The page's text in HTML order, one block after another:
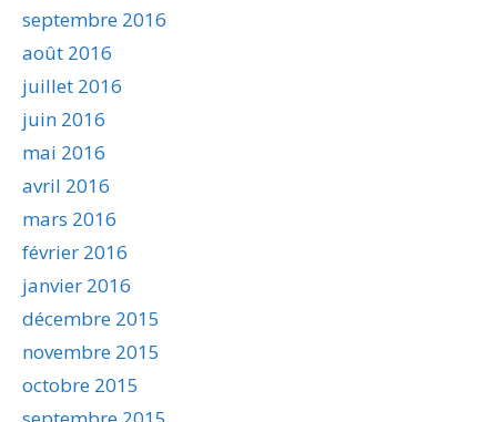
septembre 2016
août 2016
juillet 2016
juin 2016
mai 2016
avril 2016
mars 2016
février 2016
janvier 2016
décembre 2015
novembre 2015
octobre 2015